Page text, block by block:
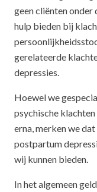
geen cliënten onder
hulp bieden bij
gerelateerde
depressies.
Hoewel we
psychische
erna, merken we
postpartum
wij kunnen bieden.
In het algemeen